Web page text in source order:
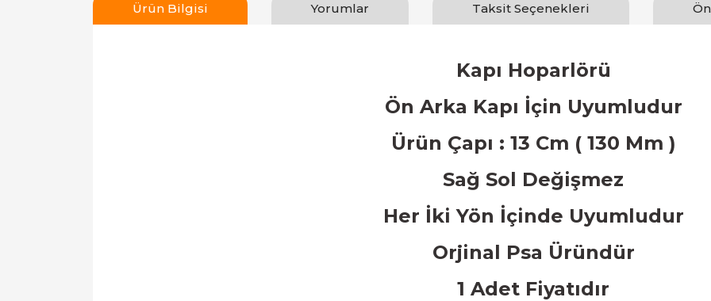
Ürün Bilgisi Yorumlar Taksit Seçenekleri
Kapı Hoparlörü
Ön Arka Kapı İçin Uyumludur
Ürün Çapı : 13 Cm ( 130 Mm )
Sağ Sol Değişmez
Her İki Yön İçinde Uyumludur
Orjinal Psa Üründür
1 Adet Fiyatıdır